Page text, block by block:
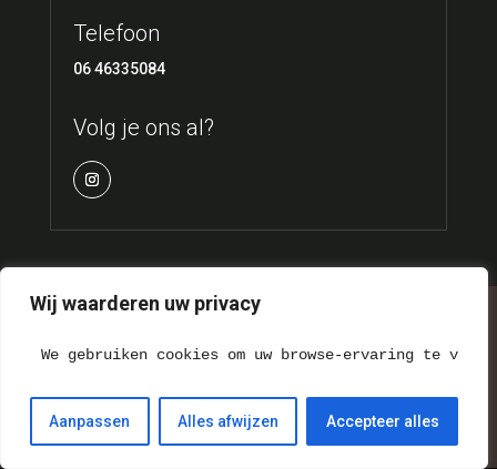
Wij waarderen uw privacy
We gebruiken cookies om uw browse-ervaring te
Aanpassen Alles afwijzen Accepteer alles
Telefoon
06 46335084
Volg je ons al?
KvK: 32171551
B.T.W.: NL 129661533B01